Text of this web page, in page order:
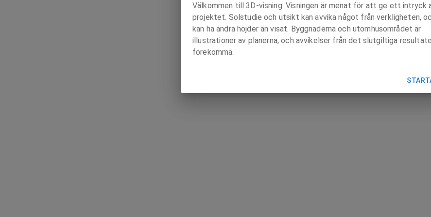
Välkommen till 3D-visning. Visningen är menat för att ge ett intryck
projektet. Solstudie och utsikt kan avvika något från verkligheten,
kan ha andra höjder än visat. Byggnaderna och utomhusområdet är
illustrationer av planerna, och avvikelser från det slutgiltiga
förekomma.